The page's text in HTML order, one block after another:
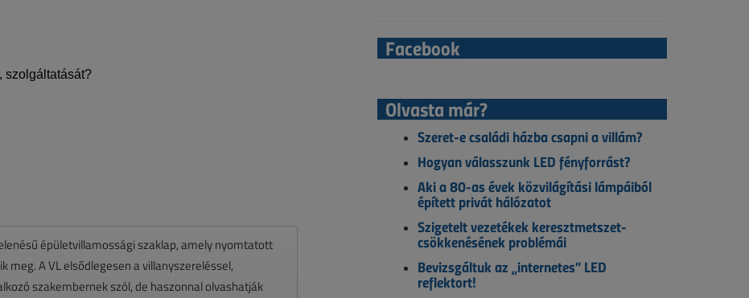
épületvillamossági szaklap, amely nyomtatott
A VL elsődlegesen a villanyszereléssel,
szakembernek szól, de haszonnal olvashatják
Facebook
Olvasta már?
Szeret-e családi házba csapni a villám?
Hogyan válasszunk LED fényforrást?
Aki a 80-as évek közvilágítási lámpáiból
épített privát hálózatot
Szigetelt vezetékek keresztmetszet-
csökkenésének problémái
Bevizsgáltuk az „internetes” LED
reflektort!